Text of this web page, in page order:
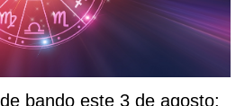
bando este 3 de agosto: